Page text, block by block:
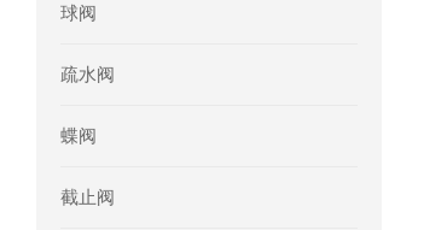
球阀
疏水阀
蝶阀
截止阀